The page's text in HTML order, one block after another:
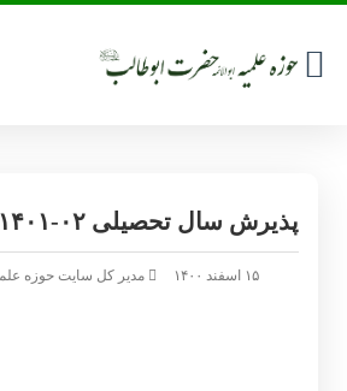
پذیرش سال تحصیلی ۰۲-۱۴۰۱
۱۵ اسفند ۱۴۰۰ مدیر کل سایت حوزه